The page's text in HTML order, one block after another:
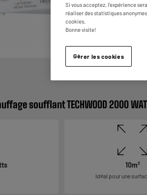
soufflant TECHWOOD 2000
10m²
Idéal pour une
Si vous acceptez, l'expérience
réaliser des statistiques
cookies.
Bonne visite!
Gérer les cookies